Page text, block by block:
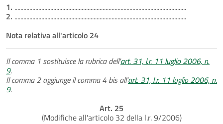
1. ...................................................................................................................
2. ...................................................................................................................
Nota relativa all'articolo 24
Il comma 1 sostituisce la rubrica dell'art. 31, l.r. 11 luglio 2006, n.
9.
Il comma 2 aggiunge il comma 4 bis all'art. 31, l.r. 11 luglio 2006, n.
9.
Art. 25
(Modifiche all'articolo 32 della l.r. 9/2006)